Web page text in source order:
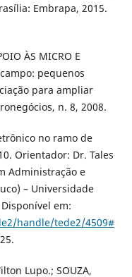
Embrapa, 2015.
ÀS MICRO E
campo: pequenos
para ampliar
n. 8, 2008.
no ramo de
Orientador: Dr. Tales
Administração e
– Universidade
em:
handle/tede2/4509#
Lupo.; SOUZA,